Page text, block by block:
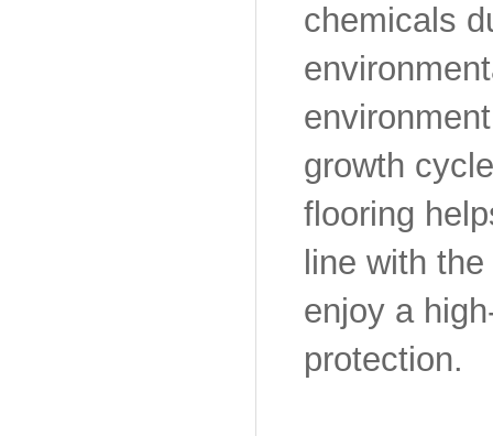
chemicals
growth
flooring
line with
enjoy a
protection.